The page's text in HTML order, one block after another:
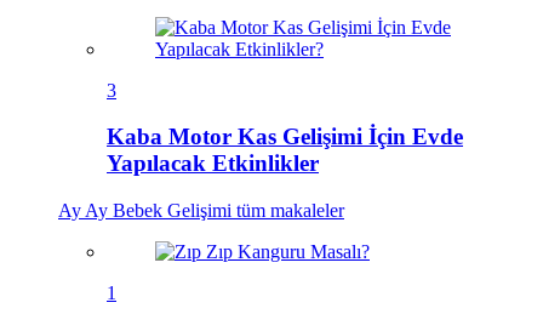
3
Kaba Motor Kas Gelişimi İçin Evde
Yapılacak Etkinlikler
Ay Ay Bebek Gelişimi tüm makaleler
1